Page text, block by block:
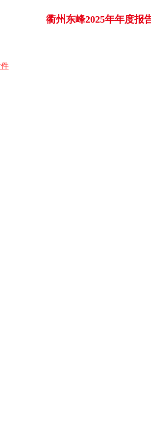
衢州东峰2025年年度报